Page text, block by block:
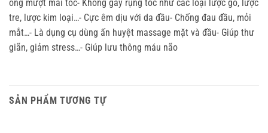
óng mượt mái tóc- Không gây rụng tóc như các loại lược gỗ, lược
tre, lược kim loại…- Cực êm dịu với da đầu- Chống đau đầu, mỏi
mắt…- Là dụng cụ dùng ấn huyệt massage mặt và đầu- Giúp thư
giãn, giảm stress…- Giúp lưu thông máu não
SẢN PHẨM TƯƠNG TỰ